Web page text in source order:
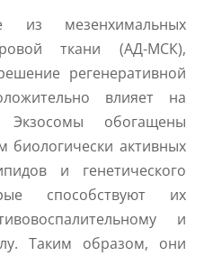
из мезенхимальных
ткани (АД-МСК),
регенеративной
влияет на
обогащены
биологически активных
и генетического
способствуют их
и
Таким образом, они